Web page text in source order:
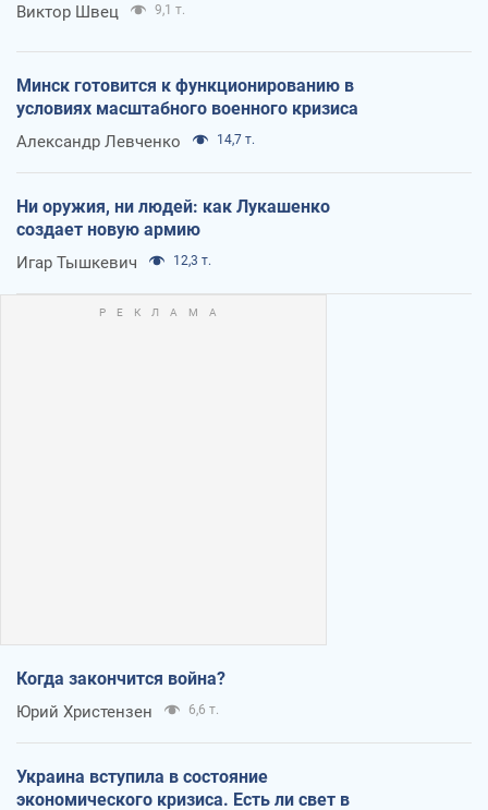
Виктор Швец 9,1 т.
Минск готовится к функционированию в
условиях масштабного военного кризиса
Александр Левченко 14,7 т.
Ни оружия, ни людей: как Лукашенко
создает новую армию
Игар Тышкевич 12,3 т.
Когда закончится война?
Юрий Христензен 6,6 т.
Украина вступила в состояние
экономического кризиса. Есть ли свет в